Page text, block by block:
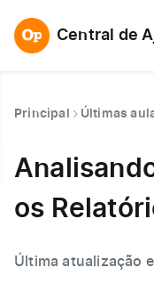
Central de
Principal Últimas
os
Última atualização